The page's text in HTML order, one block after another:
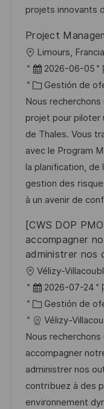
u
l
i
c
a
c
i
ó
n
e
í
projets innovants
Project
U
b
c
a
c
i
ó
n
Limours, Francia
F
e
c
h
a
d
e
p
u
l
c
a
c
2026-06-05
I
l
C
a
t
e
g
o
r
í
Gestión de
Nous
projet pour piloter
de Thales. Vous
avec le Program
la planification, de
gestion des
à un avenir de
[CWS DOP
accompagner
administrer nos
U
b
c
a
c
i
ó
n
Vélizy-
F
e
c
h
a
d
e
p
2026-07-24
I
l
C
a
t
e
g
o
r
Gestión de
Vélizy-
Nous
accompagner
administrer nos
contribuez à des
environnement